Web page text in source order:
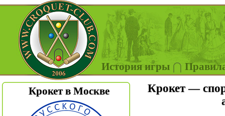
История игры
Крокет в Москве
Крокет —